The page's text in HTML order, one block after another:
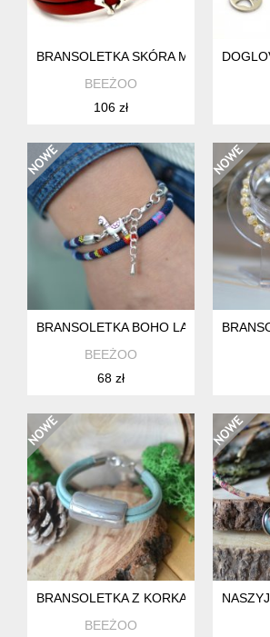
BRANSOLETKA SKÓRA MAGNETOOS
BEEŻOO
106 zł
BRANSOLETKA BOHO LAMA GIPSY
BEEŻOO
68 zł
BRANSOLETKA Z KORKA I CERAMIKI
BEEŻOO